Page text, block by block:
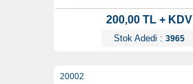
200,00 TL + KDV
Stok Adedi : 3965
20002